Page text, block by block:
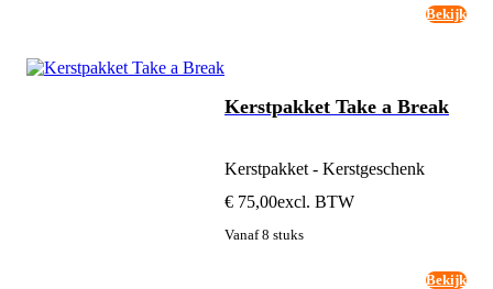
Bekijk
Kerstpakket Take a Break
Kerstpakket - Kerstgeschenk
€ 75,00excl. BTW
Vanaf 8 stuks
Bekijk